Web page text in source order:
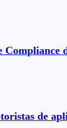
Compliance
de